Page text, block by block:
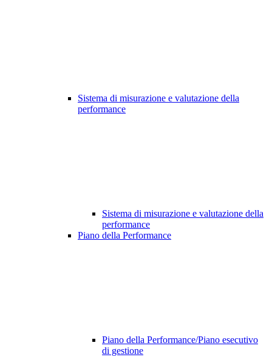
Sistema di misurazione e valutazione della
performance
Sistema di misurazione e valutazione della
performance
Piano della Performance
Piano della Performance/Piano esecutivo
di gestione